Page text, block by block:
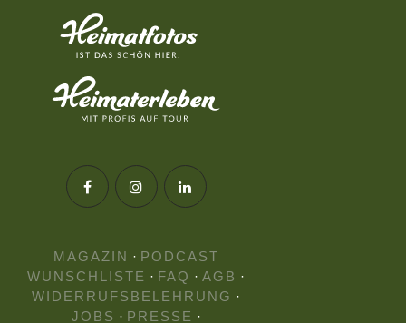
MAGAZIN · PODCAST
WUNSCHLISTE · FAQ · AGB ·
WIDERRUFSBELEHRUNG ·
JOBS · PRESSE ·